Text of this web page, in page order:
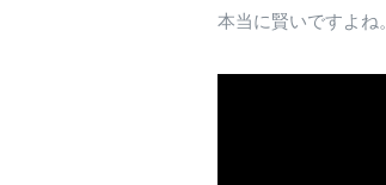
本当に賢いですよね。